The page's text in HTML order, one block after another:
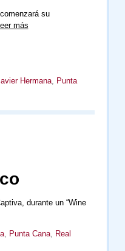
su
más
Hermana, Punta
durante un “Wine
, Punta Cana, Real